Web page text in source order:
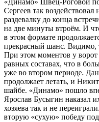
«Динамо» Швец-Роговой
Сергеев так воздействовал
раздевалку до конца
на две минуты втроём. И
в этом формате
прекрасный шанс. Видимо,
При этом моментов у
равных составах, что в
уже во втором периоде.
продолжает летать, и
шайбе. «Динамо» пошло
Ярослав Бусыгин наказал
хозяева так и не
вторую «сухую» победу